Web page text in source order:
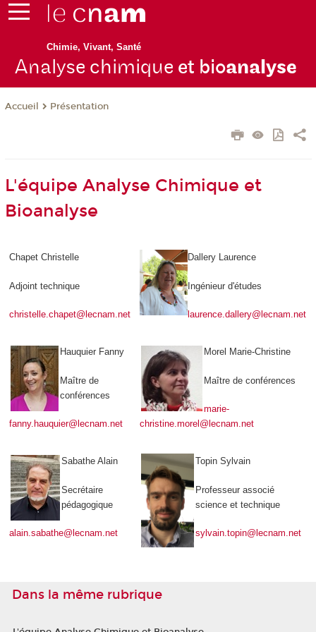
Chimie, Vivant, Santé
Analyse chimique et bioanalyse
Accueil Présentation
L'équipe Analyse Chimique et
Bioanalyse
Chapet Christelle
Adjoint technique
christelle.chapet@lecnam.net
Dallery Laurence
Ingénieur d'études
laurence.dallery@lecnam.net
Hauquier Fanny
Maître de
conférences
fanny.hauquier@lecnam.net
Morel Marie-Christine
Maître de conférences
marie-
christine.morel@lecnam.net
Sabathe Alain
Secrétaire
pédagogique
alain.sabathe@lecnam.net
Topin Sylvain
Professeur associé
science et technique
sylvain.topin@lecnam.net
Dans la même rubrique